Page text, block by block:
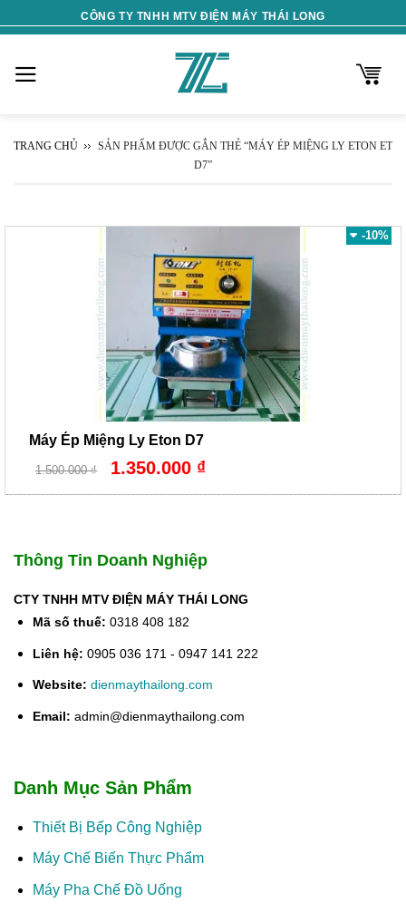
to
CÔNG TY TNHH MTV ĐIỆN MÁY THÁI LONG
TRANG CHỦ
SẢN PHẨM ĐƯỢC GẮN THẺ “MÁY ÉP MIỆNG LY ETON ET
D7”
-10%
Máy Ép Miệng Ly Eton D7
1.500.000₫
Giá
gốc
1.500.000 ₫.
1.350.000 ₫Giá
hiện
là:
Thông Tin Doanh Nghiệp
CTY TNHH MTV ĐIỆN MÁY THÁI LONG
Mã số thuế: 0318 408 182
Liên hệ: 0905 036 171 - 0947 141 222
Website: dienmaythailong.com
Email: admin@dienmaythailong.com
Danh Mục Sản Phẩm
Thiết Bị Bếp Công Nghiệp
Máy Chế Biến Thực Phẩm
Máy Pha Chế Đồ Uống